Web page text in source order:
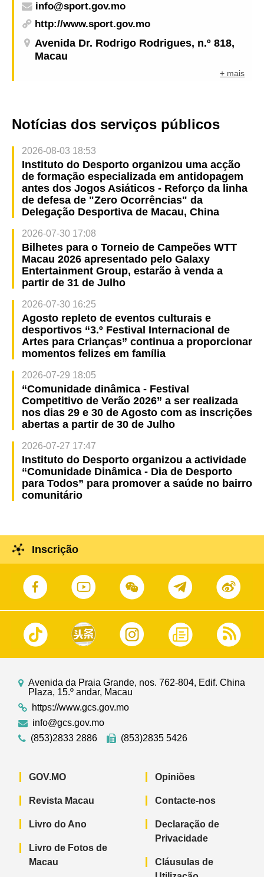
info@sport.gov.mo
http://www.sport.gov.mo
Avenida Dr. Rodrigo Rodrigues, n.º 818,
Macau
+ mais
Notícias dos serviços públicos
2026-08-03 18:53
Instituto do Desporto organizou uma acção
de formação especializada em antidopagem
antes dos Jogos Asiáticos - Reforço da linha
de defesa de "Zero Ocorrências" da
Delegação Desportiva de Macau, China
2026-07-30 17:08
Bilhetes para o Torneio de Campeões WTT
Macau 2026 apresentado pelo Galaxy
Entertainment Group, estarão à venda a
partir de 31 de Julho
2026-07-30 16:25
Agosto repleto de eventos culturais e
desportivos “3.º Festival Internacional de
Artes para Crianças” continua a proporcionar
momentos felizes em família
2026-07-29 18:05
“Comunidade dinâmica - Festival
Competitivo de Verão 2026” a ser realizada
nos dias 29 e 30 de Agosto com as inscrições
abertas a partir de 30 de Julho
2026-07-27 17:47
Instituto do Desporto organizou a actividade
“Comunidade Dinâmica - Dia de Desporto
para Todos” para promover a saúde no bairro
comunitário
Inscrição
Avenida da Praia Grande, nos. 762-804, Edif. China
Plaza, 15.º andar, Macau
https://www.gcs.gov.mo
info@gcs.gov.mo
(853)2833 2886
(853)2835 5426
GOV.MO
Revista Macau
Livro do Ano
Livro de Fotos de
Macau
Opiniões
Contacte-nos
Declaração de
Privacidade
Cláusulas de